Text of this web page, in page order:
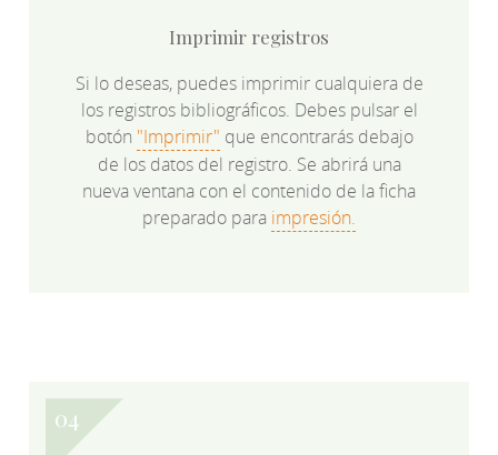
Imprimir registros
Si lo deseas, puedes imprimir cualquiera de
los registros bibliográficos. Debes pulsar el
botón "Imprimir" que encontrarás debajo
de los datos del registro. Se abrirá una
nueva ventana con el contenido de la ficha
preparado para impresión.